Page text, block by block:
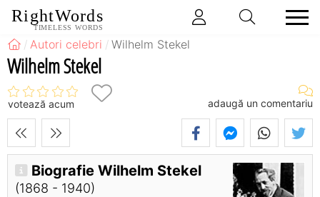
RightWords
TIMELESS WORDS
Autori celebri Wilhelm Stekel
Wilhelm Stekel
votează acum adaugă un comentariu
Biografie Wilhelm Stekel
(1868 - 1940)